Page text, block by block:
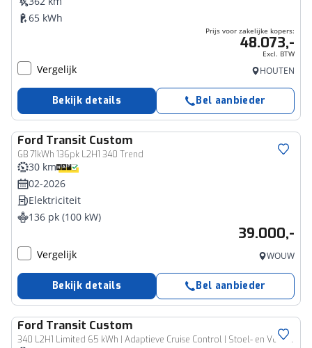
65 kWh
Prijs voor zakelijke kopers:
48.073,-
Excl. BTW
Vergelijk HOUTEN
Bekijk details Bel aanbieder
Ford Transit Custom
GB 71kWh 136pk L2H1 340 Trend
30 km
02-2026
Elektriciteit
136 pk (100 kW)
39.000,-
Vergelijk WOUW
Bekijk details Bel aanbieder
Ford Transit Custom
340 L2H1 Limited 65 kWh | Adaptieve Cruise Control | Stoel- en Voorruitverwarming | 360 graden Achteruitrijcamera
Zakelijk voertuig